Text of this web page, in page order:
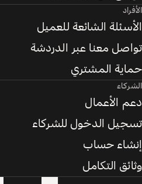
الأفراد
الأسئلة الشائعة للعميل
تواصل معنا عبر الدردشة
حماية المشتري
الشركاء
دعم الأعمال
تسجيل الدخول للشركاء
إنشاء حساب
وثائق التكامل